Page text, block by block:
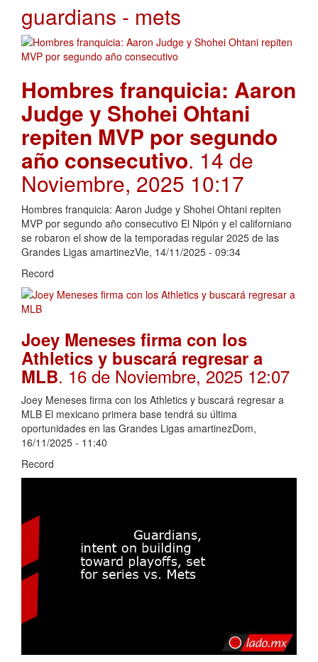
guardians - mets
Hombres franquicia: Aaron
Judge y Shohei Ohtani
repiten MVP por segundo
año consecutivo. 14 de
Noviembre, 2025 10:17
Hombres franquicia: Aaron Judge y Shohei Ohtani repiten
MVP por segundo año consecutivo El Nipón y el californiano
se robaron el show de la temporadas regular 2025 de las
Grandes Ligas amartinezVie, 14/11/2025 - 09:34
Record
Joey Meneses firma con los
Athletics y buscará regresar a
MLB. 16 de Noviembre, 2025 12:07
Joey Meneses firma con los Athletics y buscará regresar a
MLB El mexicano primera base tendrá su última
oportunidades en las Grandes Ligas amartinezDom,
16/11/2025 - 11:40
Record